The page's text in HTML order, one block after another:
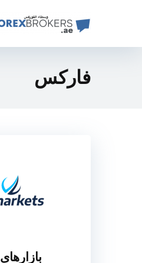
فارکس
بازارهای FP